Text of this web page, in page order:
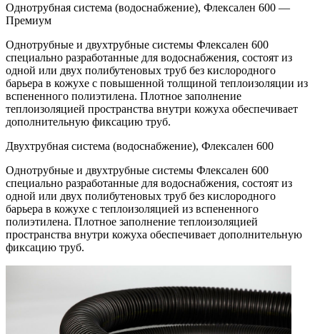
Однотpубная система (вoдoснабжeние), Флексален 600 —
Премиум
Однотрубные и двухтрубные системы Флексален 600
специально разработанные для водоснабжения, состоят из
одной или двух полибутеновых труб без кислородного
барьера в кожухе с повышенной толщиной теплоизоляции из
вспененного полиэтилена. Плотное заполнение
теплоизоляцией пространства внутри кожуха обеспечивает
дополнительную фиксацию труб.
Двухтpубная система (вoдoснабжeние), Флексален 600
Однотрубные и двухтрубные системы Флексален 600
специально разработанные для водоснабжения, состоят из
одной или двух полибутеновых труб без кислородного
барьера в кожухе с теплоизоляцией из вспененного
полиэтилена. Плотное заполнение теплоизоляцией
пространства внутри кожуха обеспечивает дополнительную
фиксацию труб.